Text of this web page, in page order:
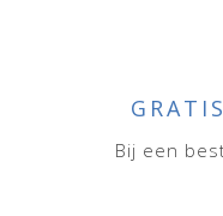
Bij een